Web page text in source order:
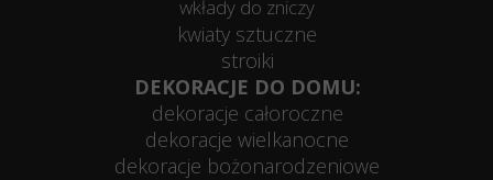
wkłady do zniczy
kwiaty sztuczne
stroiki
DEKORACJE DO DOMU:
dekoracje całoroczne
dekoracje wielkanocne
dekoracje bożonarodzeniowe